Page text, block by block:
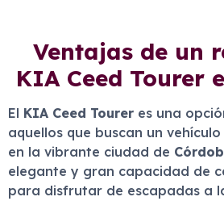
Ventajas de un
KIA Ceed Tourer
El KIA Ceed Tourer es una
aquellos que buscan un
en la vibrante ciudad de
elegante y gran capacidad de
para disfrutar de escapadas a